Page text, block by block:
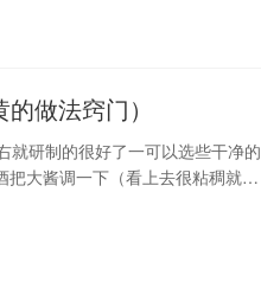
做法窍门）
就研制的很好了一可以选些干净的
大酱调一下（看上去很粘稠就可